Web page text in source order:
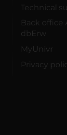
Technical
Back office
dbErw
MyUnivr
Privacy